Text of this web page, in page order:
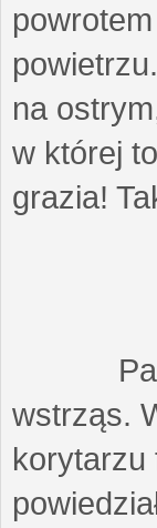
na
w której
grazia!
Paulina
wstrząs.
korytarzu